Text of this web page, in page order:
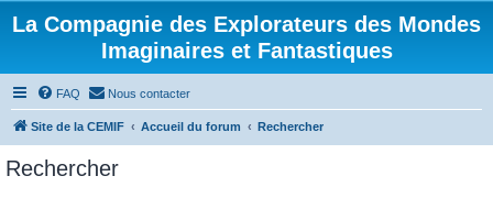
La Compagnie des Explorateurs des Mondes
Imaginaires et Fantastiques
FAQ Nous contacter
Site de la CEMIF Accueil du forum Rechercher
Rechercher